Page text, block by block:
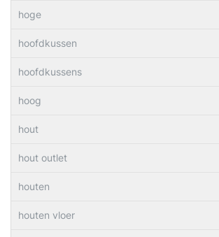
hoge
hoofdkussen
hoofdkussens
hoog
hout
hout outlet
houten
houten vloer